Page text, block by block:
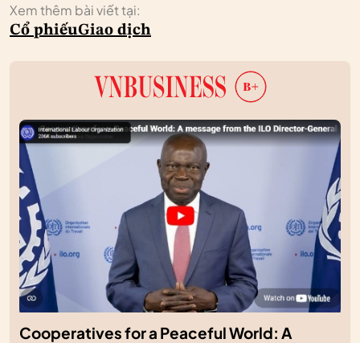
Xem thêm bài viết tại:
Cổ phiếuGiao dịch
Cooperatives for a Peaceful World: A